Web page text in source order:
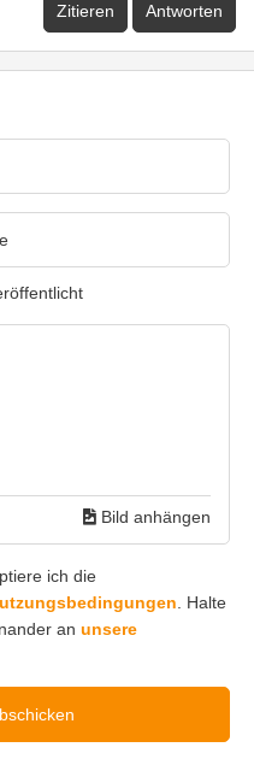
Zitieren Antworten
Bild anhängen
ich die
. Halte
an unsere